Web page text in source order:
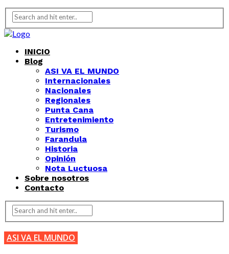
INICIO
Blog
ASI VA EL MUNDO
Internacionales
Nacionales
Regionales
Punta Cana
Entretenimiento
Turismo
Farandula
Historia
Opinión
Nota Luctuosa
Sobre nosotros
Contacto
ASI VA EL MUNDO